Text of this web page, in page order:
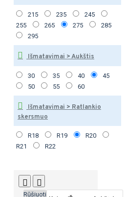
215 235
245
255
265 275
285
295
Išmatavimai > Aukštis
30 35 40
45
50
55 60
Išmatavimai > Ratlankio
skersmuo
R18 R19
R20
R21
R22
Rūšiuoti